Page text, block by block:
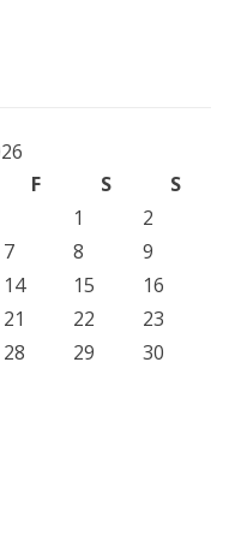
F S
S
1
2
7 8
9
14 15
16
21 22
23
28 29
30